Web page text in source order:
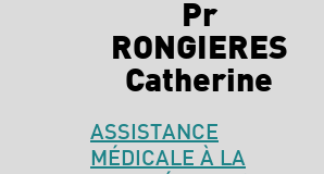
Pr
RONGIERES
Catherine
ASSISTANCE
MÉDICALE À LA